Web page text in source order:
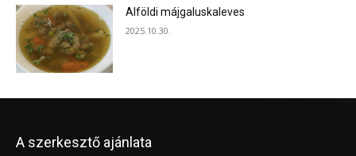
Alföldi májgaluskaleves
2025.10.30.
A szerkesztő ajánlata